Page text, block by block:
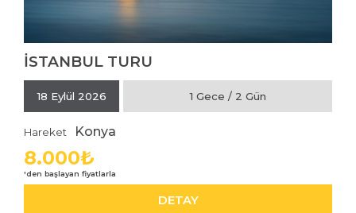
İNCELE
İSTANBUL TURU
18 Eylül 2026 1 Gece / 2 Gün
Hareket Konya
8.000₺
DETAY